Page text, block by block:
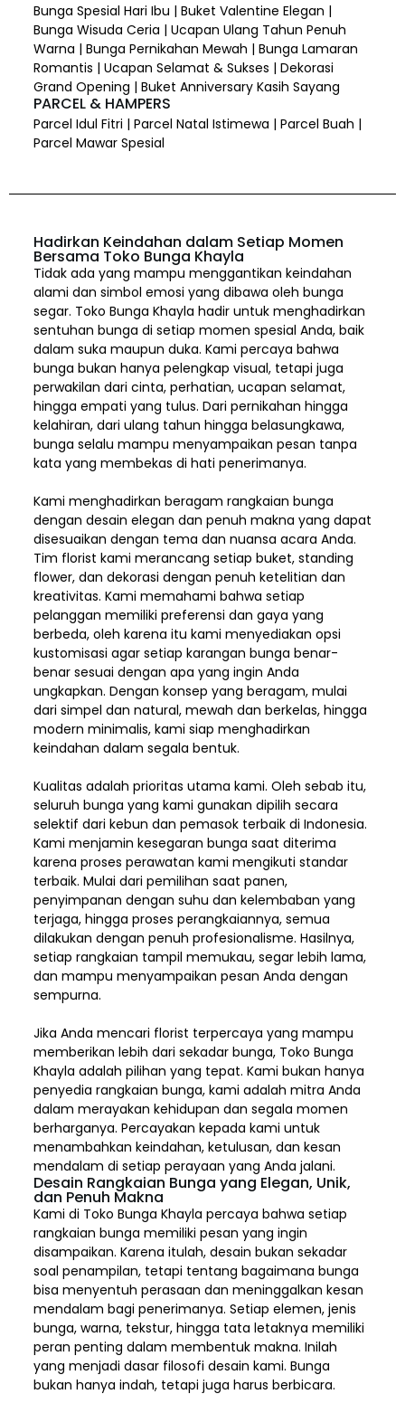
Bunga Spesial Hari Ibu | Buket Valentine Elegan |
Bunga Wisuda Ceria | Ucapan Ulang Tahun Penuh
Warna | Bunga Pernikahan Mewah | Bunga Lamaran
Romantis | Ucapan Selamat & Sukses | Dekorasi
Grand Opening | Buket Anniversary Kasih Sayang
PARCEL & HAMPERS
Parcel Idul Fitri | Parcel Natal Istimewa | Parcel Buah |
Parcel Mawar Spesial
Hadirkan Keindahan dalam Setiap Momen
Bersama Toko Bunga Khayla
Tidak ada yang mampu menggantikan keindahan
alami dan simbol emosi yang dibawa oleh bunga
segar. Toko Bunga Khayla hadir untuk menghadirkan
sentuhan bunga di setiap momen spesial Anda, baik
dalam suka maupun duka. Kami percaya bahwa
bunga bukan hanya pelengkap visual, tetapi juga
perwakilan dari cinta, perhatian, ucapan selamat,
hingga empati yang tulus. Dari pernikahan hingga
kelahiran, dari ulang tahun hingga belasungkawa,
bunga selalu mampu menyampaikan pesan tanpa
kata yang membekas di hati penerimanya.
Kami menghadirkan beragam rangkaian bunga
dengan desain elegan dan penuh makna yang dapat
disesuaikan dengan tema dan nuansa acara Anda.
Tim florist kami merancang setiap buket, standing
flower, dan dekorasi dengan penuh ketelitian dan
kreativitas. Kami memahami bahwa setiap
pelanggan memiliki preferensi dan gaya yang
berbeda, oleh karena itu kami menyediakan opsi
kustomisasi agar setiap karangan bunga benar-
benar sesuai dengan apa yang ingin Anda
ungkapkan. Dengan konsep yang beragam, mulai
dari simpel dan natural, mewah dan berkelas, hingga
modern minimalis, kami siap menghadirkan
keindahan dalam segala bentuk.
Kualitas adalah prioritas utama kami. Oleh sebab itu,
seluruh bunga yang kami gunakan dipilih secara
selektif dari kebun dan pemasok terbaik di Indonesia.
Kami menjamin kesegaran bunga saat diterima
karena proses perawatan kami mengikuti standar
terbaik. Mulai dari pemilihan saat panen,
penyimpanan dengan suhu dan kelembaban yang
terjaga, hingga proses perangkaiannya, semua
dilakukan dengan penuh profesionalisme. Hasilnya,
setiap rangkaian tampil memukau, segar lebih lama,
dan mampu menyampaikan pesan Anda dengan
sempurna.
Jika Anda mencari florist terpercaya yang mampu
memberikan lebih dari sekadar bunga, Toko Bunga
Khayla adalah pilihan yang tepat. Kami bukan hanya
penyedia rangkaian bunga, kami adalah mitra Anda
dalam merayakan kehidupan dan segala momen
berharganya. Percayakan kepada kami untuk
menambahkan keindahan, ketulusan, dan kesan
mendalam di setiap perayaan yang Anda jalani.
Desain Rangkaian Bunga yang Elegan, Unik,
dan Penuh Makna
Kami di Toko Bunga Khayla percaya bahwa setiap
rangkaian bunga memiliki pesan yang ingin
disampaikan. Karena itulah, desain bukan sekadar
soal penampilan, tetapi tentang bagaimana bunga
bisa menyentuh perasaan dan meninggalkan kesan
mendalam bagi penerimanya. Setiap elemen, jenis
bunga, warna, tekstur, hingga tata letaknya memiliki
peran penting dalam membentuk makna. Inilah
yang menjadi dasar filosofi desain kami. Bunga
bukan hanya indah, tetapi juga harus berbicara.